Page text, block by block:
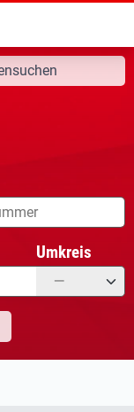
Umkreis
—